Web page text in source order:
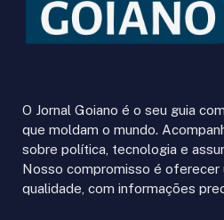
O Jornal Goiano é o seu guia
que moldam o mundo.
sobre política, tecnologia e
Nosso compromisso é oferecer
qualidade, com informações